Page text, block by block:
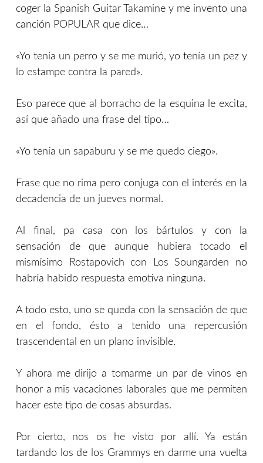
coger la Spanish Guitar Takamine y me invento una
canción POPULAR que dice…
«Yo tenía un perro y se me murió, yo tenía un pez y
lo estampe contra la pared».
Eso parece que al borracho de la esquina le excita,
así que añado una frase del tipo…
«Yo tenía un sapaburu y se me quedo ciego».
Frase que no rima pero conjuga con el interés en la
decadencia de un jueves normal.
Al final, pa casa con los bártulos y con la
sensación de que aunque hubiera tocado el
mismísimo Rostapovich con Los Soungarden no
habría habido respuesta emotiva ninguna.
A todo esto, uno se queda con la sensación de que
en el fondo, ésto a tenido una repercusión
trascendental en un plano invisible.
Y ahora me dirijo a tomarme un par de vinos en
honor a mis vacaciones laborales que me permiten
hacer este tipo de cosas absurdas.
Por cierto, nos os he visto por allí. Ya están
tardando los de los Grammys en darme una vuelta